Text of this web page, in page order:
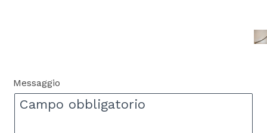
Messaggio